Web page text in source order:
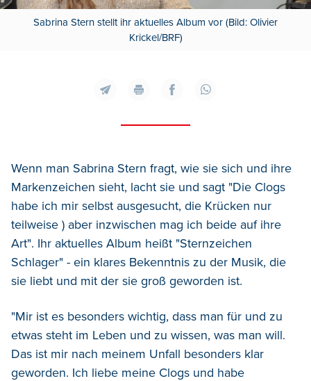
Sabrina Stern stellt ihr aktuelles Album vor (Bild: Olivier
Krickel/BRF)
Wenn man Sabrina Stern fragt, wie sie sich und ihre
Markenzeichen sieht, lacht sie und sagt "Die Clogs
habe ich mir selbst ausgesucht, die Krücken nur
teilweise ) aber inzwischen mag ich beide auf ihre
Art". Ihr aktuelles Album heißt "Sternzeichen
Schlager" - ein klares Bekenntnis zu der Musik, die
sie liebt und mit der sie groß geworden ist.
"Mir ist es besonders wichtig, dass man für und zu
etwas steht im Leben und zu wissen, was man will.
Das ist mir nach meinem Unfall besonders klar
geworden. Ich liebe meine Clogs und habe